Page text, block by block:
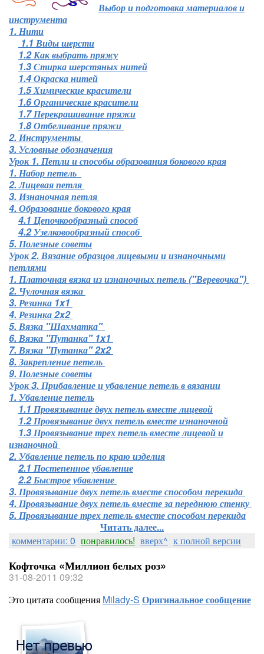
Выбор и подготовка материалов и
инструмента
1. Нити
1.1 Виды шерсти
1.2 Как выбрать пряжу
1.3 Стирка шерстяных нитей
1.4 Окраска нитей
1.5 Химические красители
1.6 Органические красители
1.7 Перекрашивание пряжи
1.8 Отбеливание пряжи
2. Инструменты
3. Условные обозначения
Урок 1. Петли и способы образования бокового края
1. Набор петель
2. Лицевая петля
3. Изнаночная петля
4. Образование бокового края
4.1 Цепочкообразный способ
4.2 Узелковообразный способ
5. Полезные советы
Урок 2. Вязание образцов лицевыми и изнаночными
петлями
1. Платочная вязка из изнаночных петель ("Веревочка")
2. Чулочная вязка
3. Резинка 1x1
4. Резинка 2x2
5. Вязка "Шахматка"
6. Вязка "Путанка" 1x1
7. Вязка "Путанка" 2x2
8. Закрепление петель
9. Полезные советы
Урок 3. Прибавление и убавление петель в вязании
1. Убавление петель
1.1 Провязывание двух петель вместе лицевой
1.2 Провязывание двух петель вместе изнаночной
1.3 Провязывание трех петель вместе лицевой и
изнаночной
2. Убавление петель по краю изделия
2.1 Постепенное убавление
2.2 Быстрое убавление
3. Провязывание двух петель вместе способом перекида
4. Провязывание двух петель вместе за переднюю стенку
5. Провязывание трех петель вместе способом перекида
Читать далее...
комментарии: 0 понравилось! вверх^ к полной версии
Кофточка «Миллион белых роз»
31-08-2011 09:32
Это цитата сообщения Milady-S Оригинальное сообщение